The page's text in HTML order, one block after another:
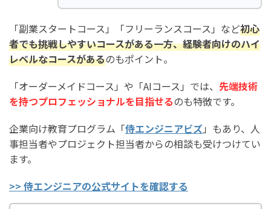
「副業スタートコース」「フリーランスコース」など初心
者でも挑戦しやすいコースがある一方、経験者向けのハイ
レベルなコースがあるのもポイント。
「オーダーメイドコース」や「AIコース」では、 先端技術
を持つプロフェッショナルを目指せるのも特徴です。
企業向け教育プログラム「侍エンジニアビズ」もあり、人
事担当者やプロジェクト担当者からの相談も受けつけてい
ます。
>> 侍エンジニアの公式サイトを確認する